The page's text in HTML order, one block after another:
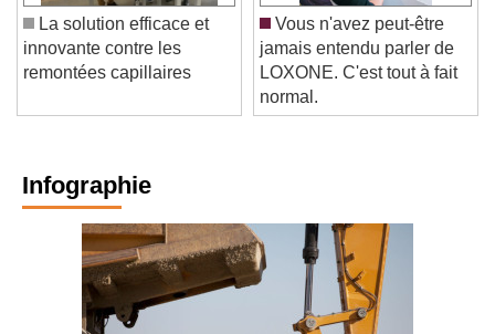
La solution efficace et
innovante contre les
Vous n'avez peut-être
jamais entendu parler de
LOXONE. C'est tout à fait
normal.
Infographie